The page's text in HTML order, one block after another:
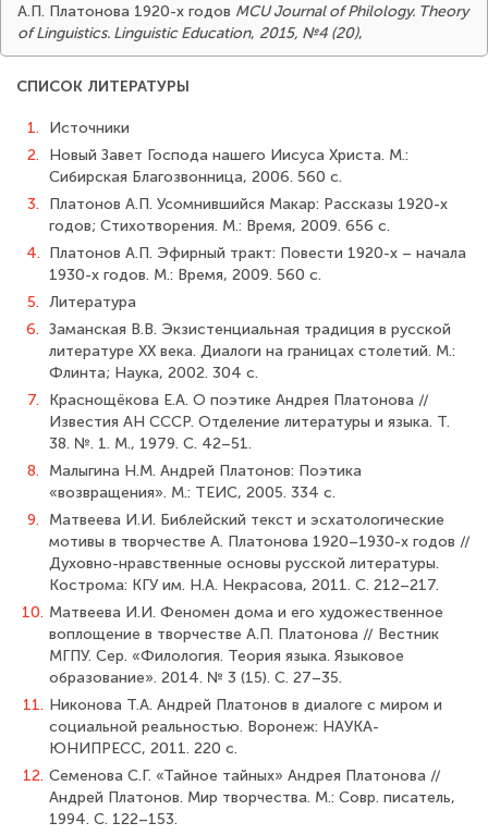
А.П. Платонова 1920-х годов MCU Journal of Philology. Theory
of Linguistics. Linguistic Education, 2015, №4 (20),
СПИСОК ЛИТЕРАТУРЫ
1.
Источники
2.
Новый Завет Господа нашего Иисуса Христа. М.:
Сибирская Благозвонница, 2006. 560 с.
3.
Платонов А.П. Усомнившийся Макар: Рассказы 1920-х
годов; Стихотворения. М.: Время, 2009. 656 с.
4. Платонов А.П. Эфирный тракт: Повести 1920-х – начала
1930-х годов. М.: Время, 2009. 560 с.
5. Литература
6. Заманская В.В. Экзистенциальная традиция в русской
литературе XX века. Диалоги на границах столетий. М.:
Флинта; Наука, 2002. 304 с.
7.
Краснощёкова Е.А. О поэтике Андрея Платонова //
Известия АН СССР. Отделение литературы и языка. Т.
38. №. 1. М., 1979. С. 42–51.
8.
Малыгина Н.М. Андрей Платонов: Поэтика
«возвращения». М.: ТЕИС, 2005. 334 с.
9.
Матвеева И.И. Библейский текст и эсхатологические
мотивы в творчестве А. Платонова 1920–1930-х годов //
Духовно-нравственные основы русской литературы.
Кострома: КГУ им. Н.А. Некрасова, 2011. С. 212–217.
10. Матвеева И.И. Феномен дома и его художественное
воплощение в творчестве А.П. Платонова // Вестник
МГПУ. Сер. «Филология. Теория языка. Языковое
образование». 2014. № 3 (15). С. 27–35.
11. Никонова Т.А. Андрей Платонов в диалоге с миром и
социальной реальностью. Воронеж: НАУКА-
ЮНИПРЕСС, 2011. 220 с.
12. Семенова С.Г. «Тайное тайных» Андрея Платонова //
Андрей Платонов. Мир творчества. М.: Совр. писатель,
1994. С. 122–153.